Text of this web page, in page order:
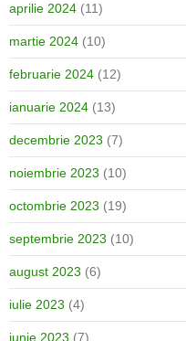
aprilie 2024 (11)
martie 2024 (10)
februarie 2024 (12)
ianuarie 2024 (13)
decembrie 2023 (7)
noiembrie 2023 (10)
octombrie 2023 (19)
septembrie 2023 (10)
august 2023 (6)
iulie 2023 (4)
iunie 2023 (7)